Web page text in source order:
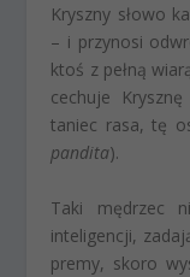
Kryszny słowo
– i przynosi
ktoś z pełną
cechuje
taniec rasa, tę
pandita).
Taki mędrzec
inteligencji,
premy, skoro